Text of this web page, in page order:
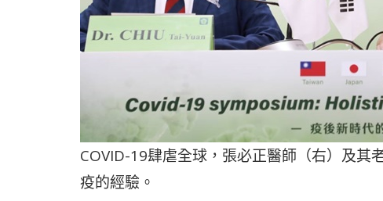
COVID-19肆虐全球，張必正醫師（右）及其
疫的經驗。